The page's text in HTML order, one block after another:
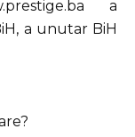
a
a unutar BiH